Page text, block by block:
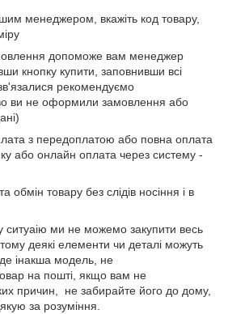
менеджером, вкажіть код товару,
допоможе вам менеджер
кнопку купити, заповнивши всі
рекомендуємо
ви не оформили замовлення або
з передоплатою або повна оплата
або онлайн оплата через систему -
обмін товару без слідів носіння і в
ситуаію ми не можемо закупити весь
деякі елементи чи деталі можуть
інакша модель, не
на пошті, якщо вам не
причин, не забирайте його до дому,
за розуміння.